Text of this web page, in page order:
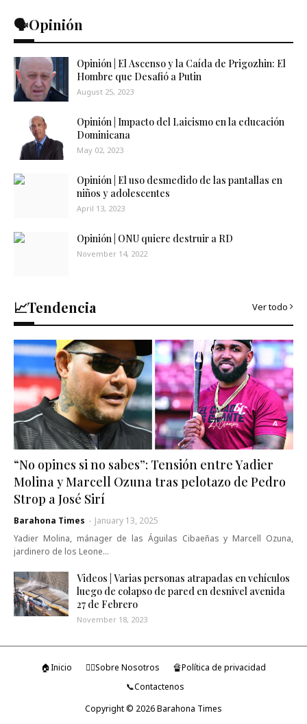
🗣️Opinión
Opinión | El Ascenso y la Caída de Prigozhin: El
Hombre que Desafió a Putin
August 25, 2023
Opinión | Impacto del Laicismo en la educación
Dominicana
May 02, 2023
Opinión | El uso desmedido de las pantallas en
niños y adolescentes
April 13, 2023
Opinión | ONU quiere destruir a RD
November 14, 2022
📈Tendencia Ver todo
“No opines si no sabes”: Tensión entre Yadier
Molina y Marcell Ozuna tras pelotazo de Pedro
Strop a José Sirí
Barahona Times - January 13, 2025
Yadier Molina, mánager de las Águilas Cibaeñas y Marcell Ozuna,
jardinero de los Leone…
Videos | Varias personas atrapadas en vehículos
luego de colapso de pared en desnivel avenida
27 de Febrero
November 18, 2023
🏠Inicio 🤷‍♂️Sobre Nosotros
🔏Política de privacidad
📞Contactenos
Copyright © 2026Barahona Times